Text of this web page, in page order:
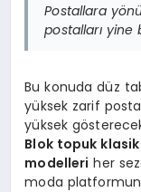
Postallara
postalları yine
Bu konuda düz
yüksek zarif
yüksek
Blok topuk
modelleri her
moda